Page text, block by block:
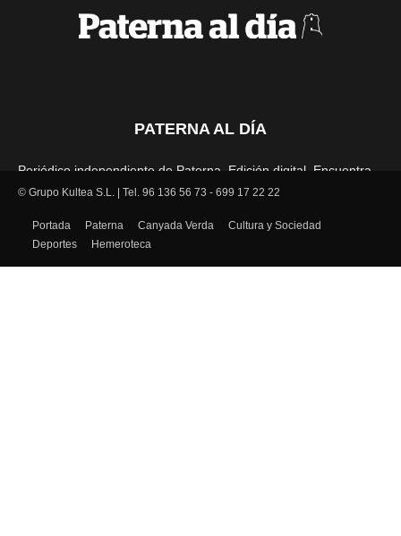
PATERNA AL DÍA
Periódico independiente de Paterna. Edición digital. Encuentra
cada mes en tu punto habitual nuestra edición impresa. Más de
© Grupo Kultea S.L. | Tel. 96 136 56 73 - 699 17 22 22
Portada Paterna Canyada Verda
Cultura y Sociedad
Deportes
Hemeroteca